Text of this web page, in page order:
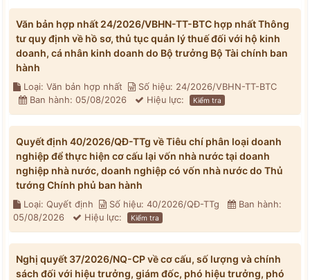
Văn bản hợp nhất 24/2026/VBHN-TT-BTC hợp nhất Thông
tư quy định về hồ sơ, thủ tục quản lý thuế đối với hộ kinh
doanh, cá nhân kinh doanh do Bộ trưởng Bộ Tài chính ban
hành
Loại: Văn bản hợp nhất
Số hiệu: 24/2026/VBHN-TT-BTC
Ban hành: 05/08/2026
Hiệu lực: Kiểm tra
Quyết định 40/2026/QĐ-TTg về Tiêu chí phân loại doanh
nghiệp để thực hiện cơ cấu lại vốn nhà nước tại doanh
nghiệp nhà nước, doanh nghiệp có vốn nhà nước do Thủ
tướng Chính phủ ban hành
Loại: Quyết định Số hiệu: 40/2026/QĐ-TTg
Ban hành:
05/08/2026
Hiệu lực: Kiểm tra
Nghị quyết 37/2026/NQ-CP về cơ cấu, số lượng và chính
sách đối với hiệu trưởng, giám đốc, phó hiệu trưởng, phó